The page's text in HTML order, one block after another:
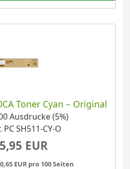
Toner Cyan – Original
Ausdrucke (5%)
PC SH511-CY-O
EUR
EUR pro 100 Seiten